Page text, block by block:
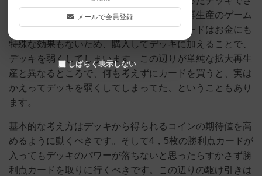
らにアクションカードを買う、という拡大再生産のゲーム
です。ただし、勝つために必要な勝利点カードはお金にも
特殊な効果もないため、購入してデッキに加えることで、
デッキを弱くしてしまいます。この辺りが単純な拡大再生
産と異なるところで、何も考えずにカードを買うと、実は
かえってデッキを弱くしてしまってた、ということもあり
ます。
基本的な考え方はデッキから得られるコインの期待値を高
めるように動くべきです。そして4，5枚の勝利点カードが
入ってもデッキのパワーが落ちないと思ったらすかさず勝
利点カードを取りに行くべきです。この辺りの駆け引きは
メールで会員登録
しばらく表示しない